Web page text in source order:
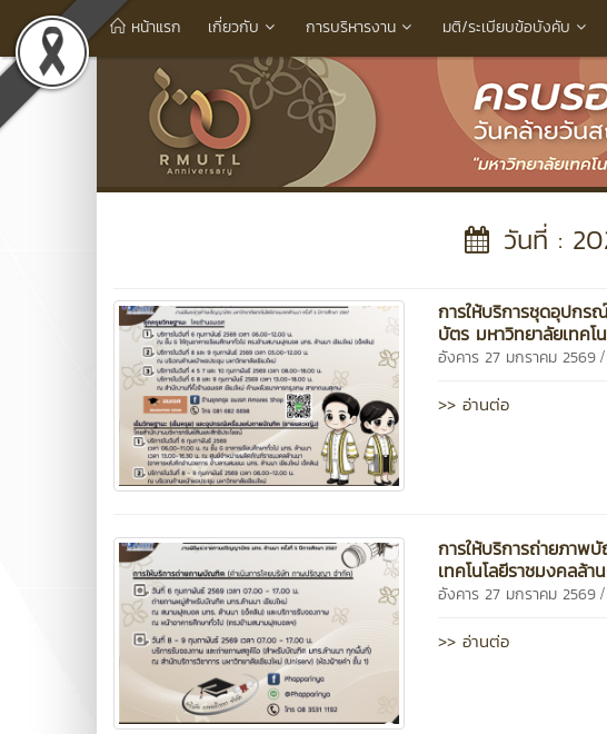
หน้าแรก เกี่ยวกับ การบริหารงาน มติ/ระเบียบข้อบังคับ
วันที่ :
การให้บริการชุดอุปก
บัตร มหาวิทยาลัยเทค
อังคาร 27 มกราคม 2569
>> อ่านต่อ
การให้บริการถ่ายภา
เทคโนโลยีราชมงคลล้
อังคาร 27 มกราคม 2569
>> อ่านต่อ